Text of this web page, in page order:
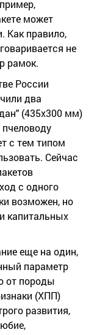
может
Как правило,
не
рамок.
России
два
(435х300 мм)
с тем типом
Сейчас
с одного
возможен, но
капитальных
еще на один,
параметр
от породы
(ХПП)
развития,